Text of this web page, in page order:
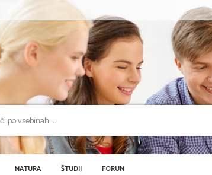
MATURA ŠTUDIJ FORUM